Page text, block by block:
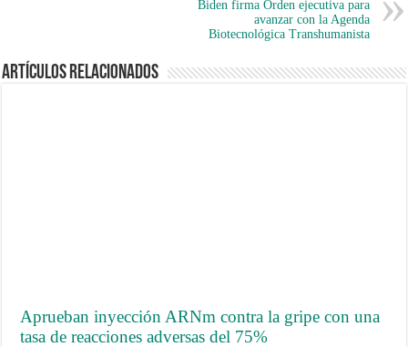
Biden firma Orden ejecutiva para
avanzar con la Agenda
Biotecnológica Transhumanista
Artículos Relacionados
Aprueban inyección ARNm contra la gripe con una
tasa de reacciones adversas del 75%